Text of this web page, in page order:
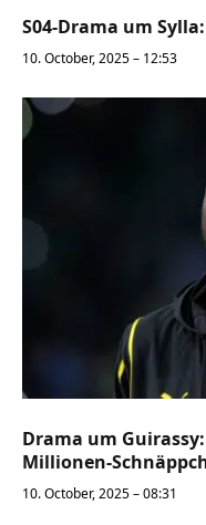
S04-Drama um
10. October, 2025 – 12:53
Drama um
Millionen-
10. October, 2025 – 08:31